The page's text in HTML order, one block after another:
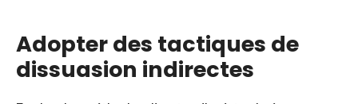
Adopter des tactiques de
dissuasion indirectes